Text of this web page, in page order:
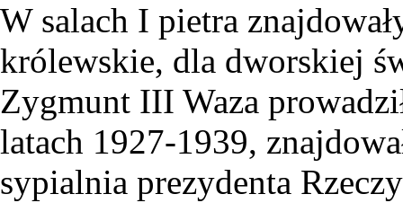
W salach I pietra
królewskie, dla dworskiej
Zygmunt III Waza
latach 1927-1939,
sypialnia prezydenta